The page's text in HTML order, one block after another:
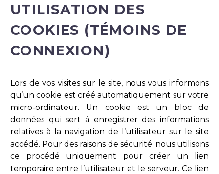
UTILISATION DES
COOKIES (TÉMOINS DE
CONNEXION)
Lors de vos visites sur le site, nous vous informons
qu’un cookie est créé automatiquement sur votre
micro-ordinateur. Un cookie est un bloc de
données qui sert à enregistrer des informations
relatives à la navigation de l’utilisateur sur le site
accédé. Pour des raisons de sécurité, nous utilisons
ce procédé uniquement pour créer un lien
temporaire entre l’utilisateur et le serveur. Ce lien